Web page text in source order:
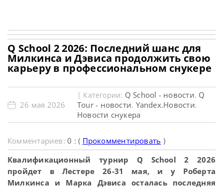
Q School 2 2026: Последний шанс для
Милкинса и Дэвиса продолжить свою
карьеру в профессиональном снукере
26 мая 2026
| Категории: Q School - новости, Q
Tour - новости, Yandex.Новости,
Новости снукера
Комментариев:0 : ( Прокомментировать )
Квалификационный турнир Q School 2 2026
пройдет в Лестере 26-31 мая, и у Роберта
Милкинса и Марка Дэвиса осталась последняя